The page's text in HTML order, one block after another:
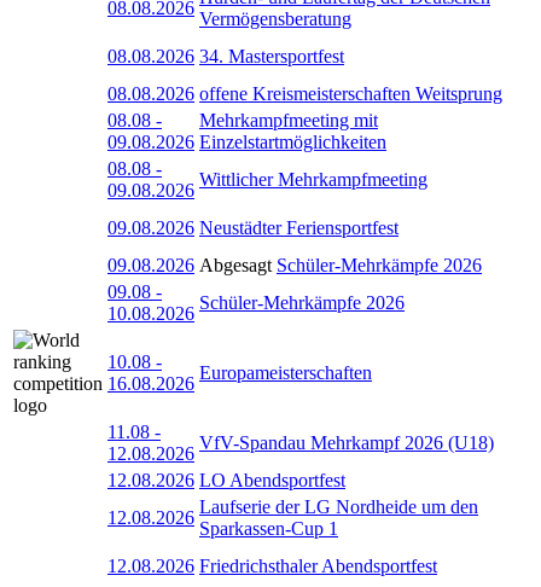
08.08.2026
Vermögensberatung
08.08.2026 34. Mastersportfest
08.08.2026 offene Kreismeisterschaften Weitsprung
08.08 -
09.08.2026
Mehrkampfmeeting mit
Einzelstartmöglichkeiten
08.08 -
09.08.2026
Wittlicher Mehrkampfmeeting
09.08.2026 Neustädter Feriensportfest
09.08.2026 Abgesagt Schüler-Mehrkämpfe 2026
09.08 -
10.08.2026
Schüler-Mehrkämpfe 2026
10.08 -
16.08.2026
Europameisterschaften
11.08 -
12.08.2026
VfV-Spandau Mehrkampf 2026 (U18)
12.08.2026 LO Abendsportfest
12.08.2026
Laufserie der LG Nordheide um den
Sparkassen-Cup 1
12.08.2026 Friedrichsthaler Abendsportfest